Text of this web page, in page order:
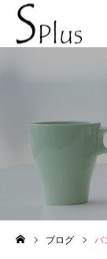
バ
ブログ バ